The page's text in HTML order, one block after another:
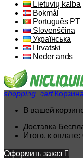
Lietuvių kalba
Bokmål
Português PT
Slovenščina
Українська
Hrvatski
Nederlands
shopping_cart
В вашей
Доставка
Итого, к оплате:
Оформить заказ 